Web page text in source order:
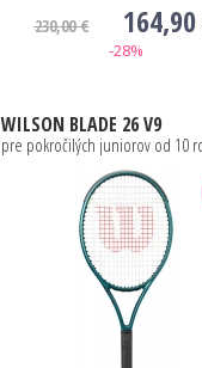
230,00 €
-28%
WILSON BLADE 26 V9
pre pokročilých juniorov od 10